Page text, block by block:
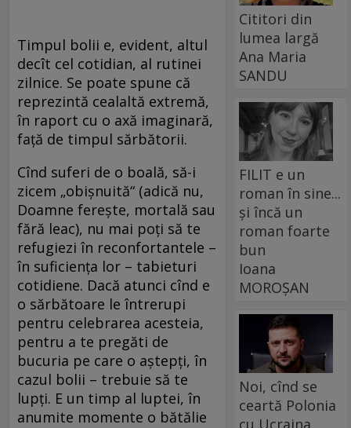
Timpul bolii e, evident, altul
decît cel cotidian, al rutinei
zilnice. Se poate spune că
reprezintă cealaltă extremă,
în raport cu o axă imaginară,
faţă de timpul sărbătorii.
Cînd suferi de o boală, să-i
zicem „obişnuită“ (adică nu,
Doamne fereşte, mortală sau
fără leac), nu mai poţi să te
refugiezi în reconfortantele –
în suficienţa lor – tabieturi
cotidiene. Dacă atunci cînd e
o sărbătoare le întrerupi
pentru celebrarea acesteia,
pentru a te pregăti de
bucuria pe care o aştepţi, în
cazul bolii – trebuie să te
lupţi. E un timp al luptei, în
anumite momente o bătălie
Cititori din
lumea largă
Ana Maria
SANDU
FILIT e un
roman în sine...
și încă un
roman foarte
bun
Ioana
MOROȘAN
Noi, cînd se
ceartă Polonia
cu Ucraina